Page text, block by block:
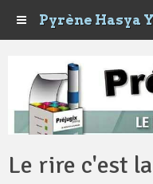
Le rire c'est